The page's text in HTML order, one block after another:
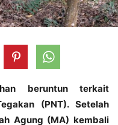
beruntun terkait
(PNT). Setelah
Agung (MA) kembali